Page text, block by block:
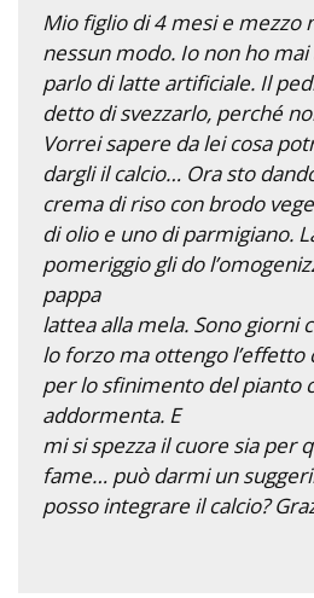
Mio figlio di 4 mesi e mezzo
nessun modo. Io non ho
parlo di latte artificiale. Il
detto di svezzarlo, perché
Vorrei sapere da lei cosa
dargli il calcio… Ora sto
crema di riso con brodo
di olio e uno di parmigiano.
pomeriggio gli do
pappa
lattea alla mela. Sono giorni
lo forzo ma ottengo l’effetto
per lo sfinimento del pianto
addormenta. E
mi si spezza il cuore sia per
fame… può darmi un
posso integrare il calcio?